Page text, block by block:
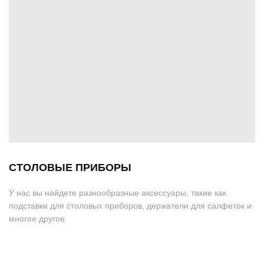
СТОЛОВЫЕ ПРИБОРЫ
У нас вы найдете разнообразные аксессуары, такие как
подставки для столовых приборов, держатели для салфеток и
многое другое.